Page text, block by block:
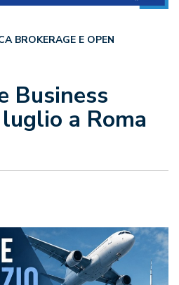
Business
a Roma
BROKERAGE E OPEN